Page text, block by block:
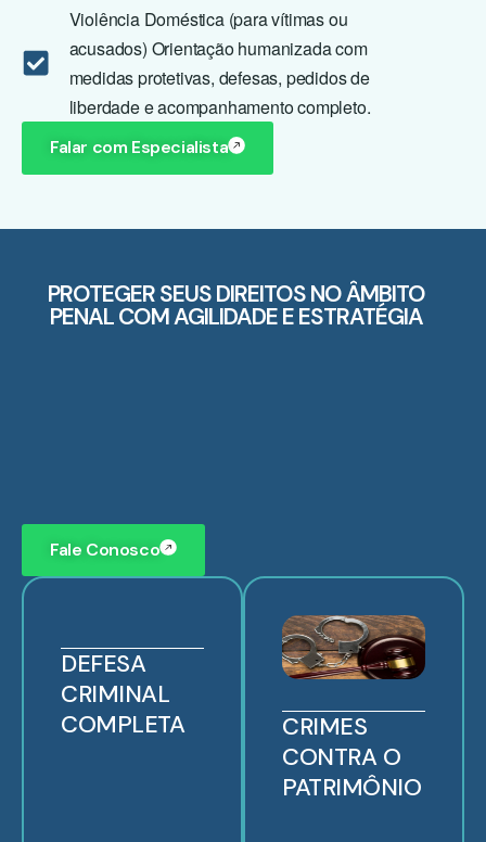
Violência Doméstica (para vítimas ou
acusados) Orientação humanizada com
medidas protetivas, defesas, pedidos de
liberdade e acompanhamento completo.
Falar com Especialista
DEFESA
CRIMINAL
COMPLETA
CRIMES
CONTRA O
PATRIMÔNIO
PROTEGER SEUS DIREITOS NO ÂMBITO
PENAL COM AGILIDADE E ESTRATÉGIA
Fale Conosco